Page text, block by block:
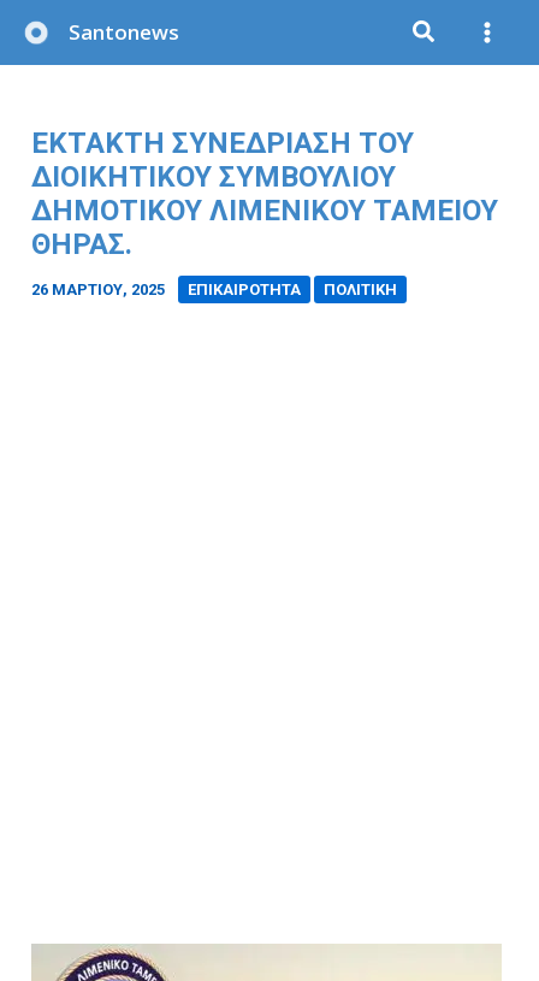
στο
Santonews
ΕΚΤΑΚΤΗ ΣΥΝΕΔΡΙΑΣΗ ΤΟΥ
ΔΙΟΙΚΗΤΙΚΟΥ ΣΥΜΒΟΥΛΙΟΥ
ΔΗΜΟΤΙΚΟΥ ΛΙΜΕΝΙΚΟΥ ΤΑΜΕΙΟΥ
ΘΗΡΑΣ.
26 ΜΑΡΤΊΟΥ, 2025 ΕΠΙΚΑΙΡΟΤΗΤΑ ΠΟΛΙΤΙΚΗ